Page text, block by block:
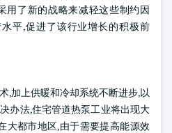
用了新的战略来减轻这些制约因
平,促进了该行业增长的积极前
,加上供暖和冷却系统不断进步,以
办法,住宅管道热泵工业将出现大
大都市地区,由于需要提高能源效